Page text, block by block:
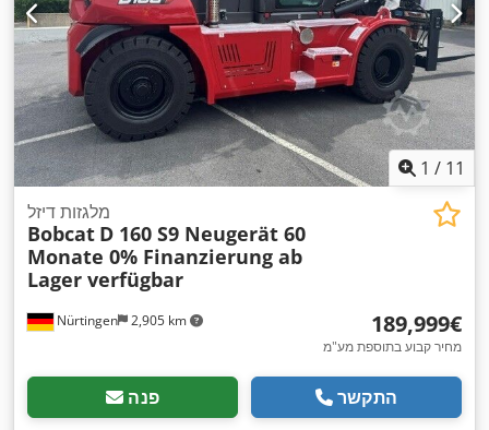
1 / 11
Nürtingen 2,905 km
מלגזות דיזל
Bobcat D 160 S9 Neugerät 60
Monate 0% Finanzierung ab
Lager verfügbar
‏189,999 ‏€
מחיר קבוע בתוספת מע"מ
פנה התקשר